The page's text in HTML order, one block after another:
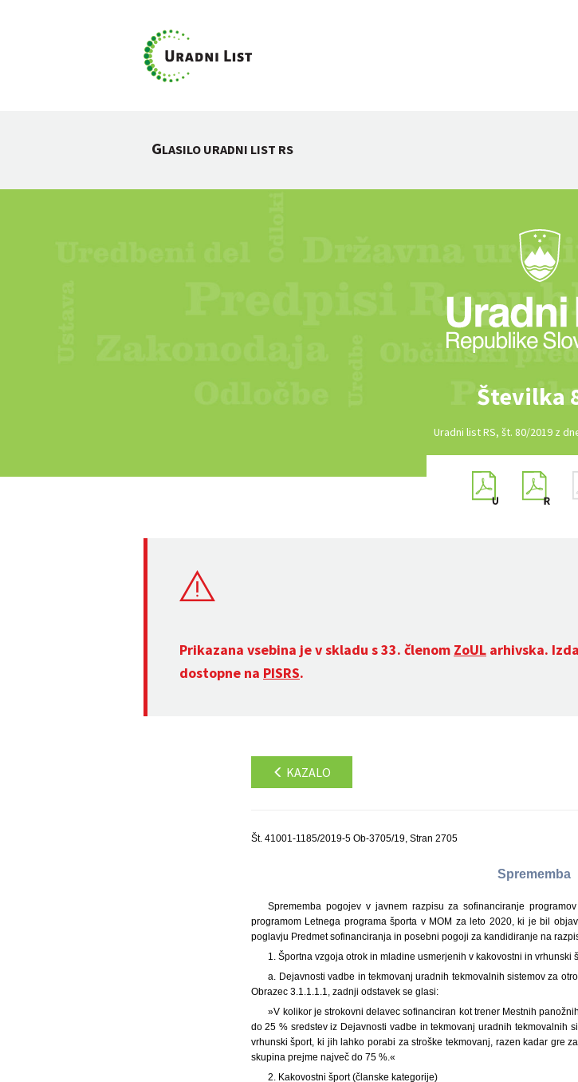
GLASILO URADNI LIST RS
Številka
Uradni list RS, št. 80/2019 z
Prikazana vsebina je v skladu s 33. členom ZoUL arhivska.
dostopne na PISRS.
KAZALO
Št. 41001-1185/2019-5 Ob-3705/19, Stran 2705
Sprememba
Sprememba pogojev v javnem razpisu za sofinanciranje
programom Letnega programa športa v MOM za leto 2020, ki je bil
poglavju Predmet sofinanciranja in posebni pogoji za kandidiranje na
1. Športna vzgoja otrok in mladine usmerjenih v kakovostni in vrhunski
a. Dejavnosti vadbe in tekmovanj uradnih tekmovalnih sistemov za
Obrazec 3.1.1.1.1, zadnji odstavek se glasi:
»V kolikor je strokovni delavec sofinanciran kot trener Mestnih
do 25 % sredstev iz Dejavnosti vadbe in tekmovanj uradnih tekmovalnih
vrhunski šport, ki jih lahko porabi za stroške tekmovanj, razen kadar gre
skupina prejme največ do 75 %.«
2. Kakovostni šport (članske kategorije)